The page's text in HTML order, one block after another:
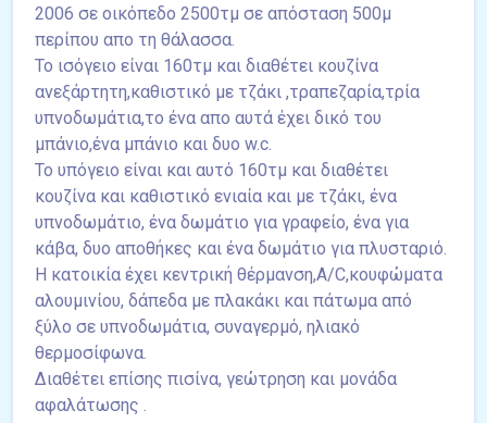
2006 σε οικόπεδο 2500τμ σε απόσταση 500μ
περίπου απο τη θάλασσα.
Το ισόγειο είναι 160τμ και διαθέτει κουζίνα
ανεξάρτητη,καθιστικό με τζάκι ,τραπεζαρία,τρία
υπνοδωμάτια,το ένα απο αυτά έχει δικό του
μπάνιο,ένα μπάνιο και δυο w.c.
Το υπόγειο είναι και αυτό 160τμ και διαθέτει
κουζίνα και καθιστικό ενιαία και με τζάκι, ένα
υπνοδωμάτιο, ένα δωμάτιο για γραφείο, ένα για
κάβα, δυο αποθήκες και ένα δωμάτιο για πλυσταριό.
Η κατοικία έχει κεντρική θέρμανση,A/C,κουφώματα
αλουμινίου, δάπεδα με πλακάκι και πάτωμα από
ξύλο σε υπνοδωμάτια, συναγερμό, ηλιακό
θερμοσίφωνα.
Διαθέτει επίσης πισίνα, γεώτρηση και μονάδα
αφαλάτωσης .